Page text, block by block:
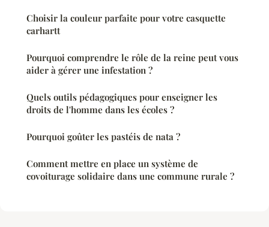
Choisir la couleur parfaite pour votre casquette
carhartt
Pourquoi comprendre le rôle de la reine peut vous
aider à gérer une infestation ?
Quels outils pédagogiques pour enseigner les
droits de l'homme dans les écoles ?
Pourquoi goûter les pastéis de nata ?
Comment mettre en place un système de
covoiturage solidaire dans une commune rurale ?